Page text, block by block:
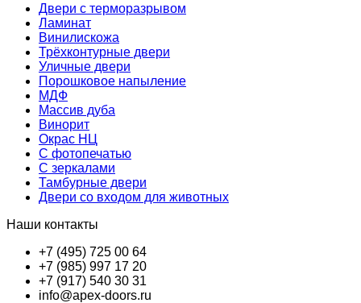
Двери с терморазрывом
Ламинат
Винилискожа
Трёхконтурные двери
Уличные двери
Порошковое напыление
МДФ
Массив дуба
Винорит
Окрас НЦ
С фотопечатью
С зеркалами
Тамбурные двери
Двери со входом для животных
Наши контакты
+7 (495) 725 00 64
+7 (985) 997 17 20
+7 (917) 540 30 31
info@apex-doors.ru